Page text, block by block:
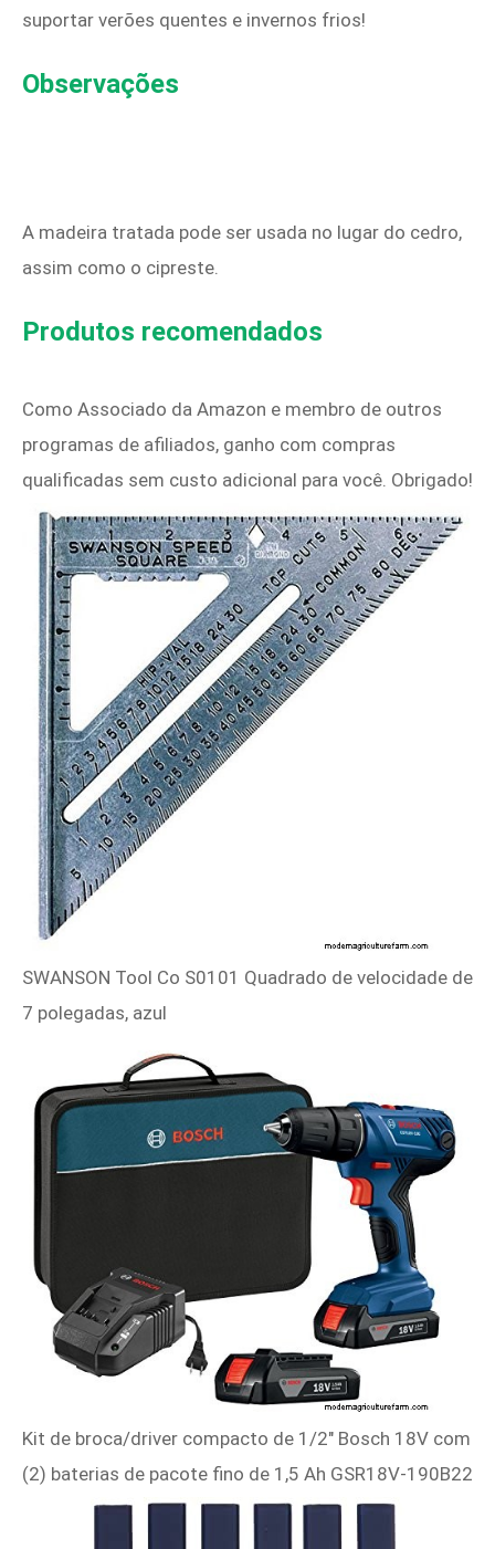
suportar verões quentes e invernos frios!
Observações
A madeira tratada pode ser usada no lugar do cedro,
assim como o cipreste.
Produtos recomendados
Como Associado da Amazon e membro de outros
programas de afiliados, ganho com compras
qualificadas sem custo adicional para você. Obrigado!
SWANSON Tool Co S0101 Quadrado de velocidade de
7 polegadas, azul
Kit de broca/driver compacto de 1/2" Bosch 18V com
(2) baterias de pacote fino de 1,5 Ah GSR18V-190B22